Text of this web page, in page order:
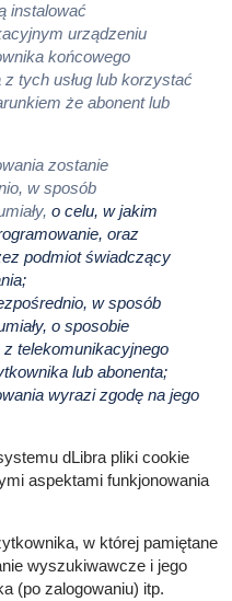
instalować
urządzeniu
końcowego
tych usług lub korzystać
że abonent lub
zostanie
w sposób
o celu, w jakim
oraz
podmiotświadczący
w sposób
o sposobie
z telekomunikacyjnego
lub abonenta;
wyrazi zgodę na jego
dLibra pliki cookie
aspektami funkjonowania
w której pamiętane
wyszukiwawcze i jego
(po zalogowaniu) itp.